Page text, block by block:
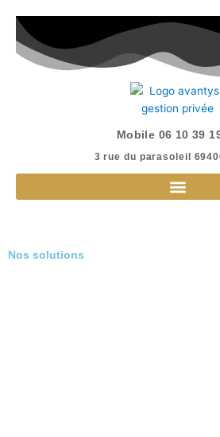
contenu
Mobile 06 10 39
3 rue du parasoleil
Nos solutions